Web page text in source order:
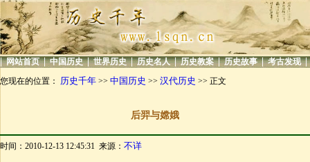
| 网站首页 | 中国历史 | 世界历史 | 历史名人 | 历史教案 | 历史故事 | 考古发现 |
您现在的位置： 历史千年 >> 中国历史 >> 汉代历史 >> 正文
后羿与嫦娥
时间：2010-12-13 12:45:31 来源： 不详